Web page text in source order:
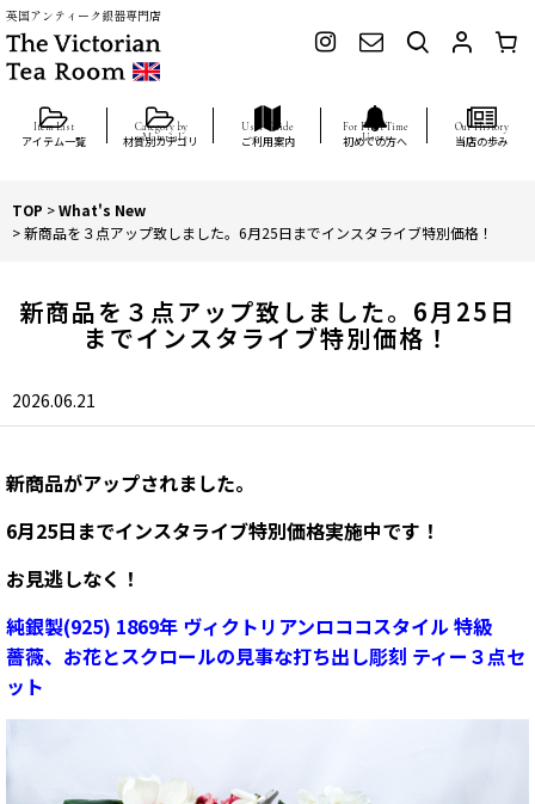
英国アンティーク銀器専門店
アイテム一覧 材質別カテゴリ ご利用案内 初めての方へ 当店の歩み
TOP >What's New
>新商品を３点アップ致しました。6月25日までインスタライブ特別価格！
新商品を３点アップ致しました。6月25日
までインスタライブ特別価格！
2026.06.21
新商品がアップされました。
6月25日までインスタライブ特別価格実施中です！
お見逃しなく！
純銀製(925) 1869年 ヴィクトリアンロココスタイル 特級
薔薇、お花とスクロールの見事な打ち出し彫刻 ティー３点セ
ット